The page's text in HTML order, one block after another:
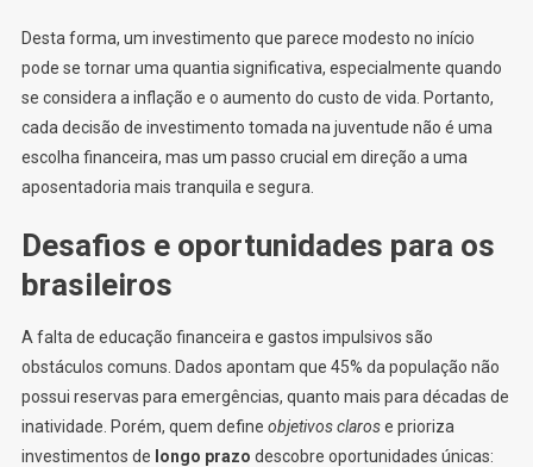
Desta forma, um investimento que parece modesto no início
pode se tornar uma quantia significativa, especialmente quando
se considera a inflação e o aumento do custo de vida. Portanto,
cada decisão de investimento tomada na juventude não é uma
escolha financeira, mas um passo crucial em direção a uma
aposentadoria mais tranquila e segura.
Desafios e oportunidades para os
brasileiros
A falta de educação financeira e gastos impulsivos são
obstáculos comuns. Dados apontam que 45% da população não
possui reservas para emergências, quanto mais para décadas de
inatividade. Porém, quem define objetivos clarose prioriza
investimentos de longo prazo descobre oportunidades únicas: